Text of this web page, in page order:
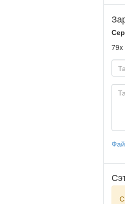
79x